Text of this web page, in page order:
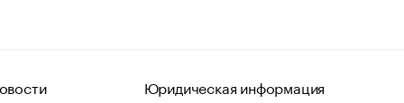
Юридическая информация